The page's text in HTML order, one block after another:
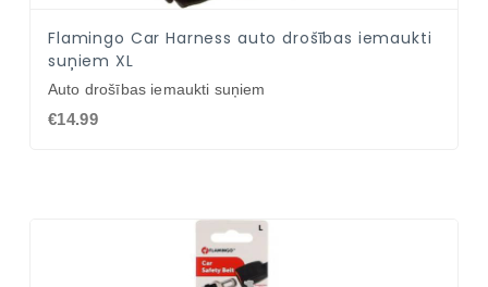
Flamingo Car Harness auto drošības iemaukti
suņiem XL
Auto drošības iemaukti suņiem
€14.99